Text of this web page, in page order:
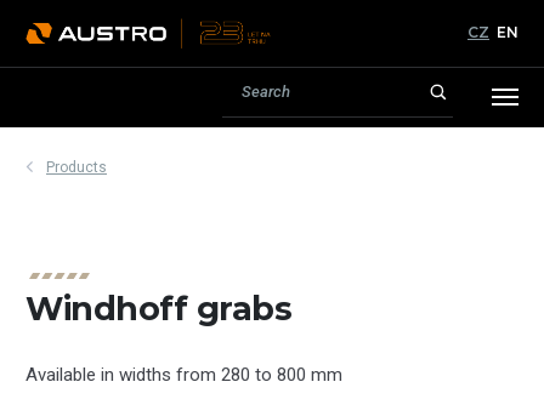
CZ EN
Products
Windhoff grabs
Available in widths from 280 to 800 mm